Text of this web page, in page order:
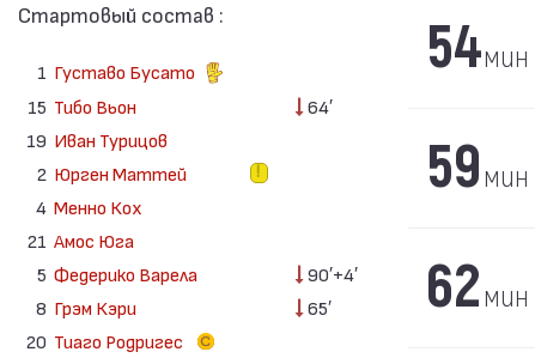
Стартовый состав :
1 Густаво Бусато
15 Тибо Вьон
64′
19 Иван Турицов
2 Юрген Маттей
4 Менно Кох
21 Амос Юга
5 Федерико Варела
90′+4′
8 Грэм Кэри
65′
20 Тиаго Родригес
54мин
59мин
62мин